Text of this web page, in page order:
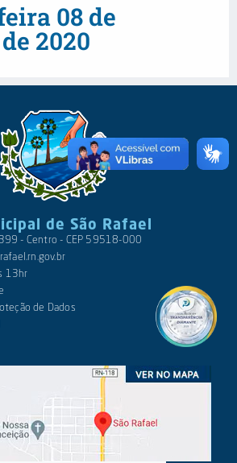
08 de
2020
de São Rafael
399 - Centro - CEP 59518-000
13hr
de Dados